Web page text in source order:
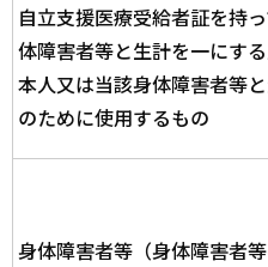
自立支援医療受給者証を持
体障害者等と生計を一にす
本人又は当該身体障害者等
のために使用するもの
身体障害者等（身体障害者